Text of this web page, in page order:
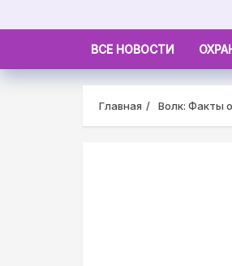
ВСЕ НОВОСТИ
Главная Волк: Факты